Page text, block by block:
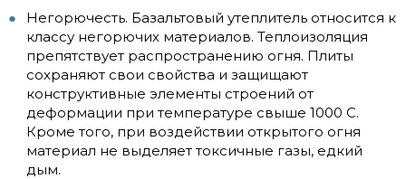
Негорючесть. Базальтовый утеплитель относится к
классу негорючих материалов. Теплоизоляция
препятствует распространению огня. Плиты
сохраняют свои свойства и защищают
конструктивные элементы строений от
деформации при температуре свыше 1000 C.
Кроме того, при воздействии открытого огня
материал не выделяет токсичные газы, едкий
дым.